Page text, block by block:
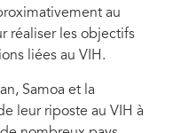
au
réaliser les objectifs
liées au VIH.
Samoa et la
leur riposte au VIH à